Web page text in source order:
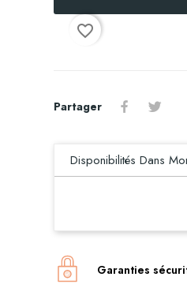
favorite_border
Partager
Disponibilités Dans
Garanties